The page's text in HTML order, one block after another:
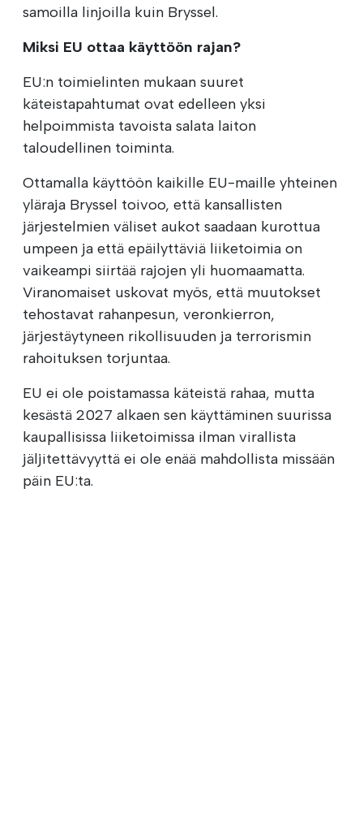
samoilla linjoilla kuin Bryssel.
Miksi EU ottaa käyttöön rajan?
EU:n toimielinten mukaan suuret
käteistapahtumat ovat edelleen yksi
helpoimmista tavoista salata laiton
taloudellinen toiminta.
Ottamalla käyttöön kaikille EU-maille yhteinen
yläraja Bryssel toivoo, että kansallisten
järjestelmien väliset aukot saadaan kurottua
umpeen ja että epäilyttäviä liiketoimia on
vaikeampi siirtää rajojen yli huomaamatta.
Viranomaiset uskovat myös, että muutokset
tehostavat rahanpesun, veronkierron,
järjestäytyneen rikollisuuden ja terrorismin
rahoituksen torjuntaa.
EU ei ole poistamassa käteistä rahaa, mutta
kesästä 2027 alkaen sen käyttäminen suurissa
kaupallisissa liiketoimissa ilman virallista
jäljitettävyyttä ei ole enää mahdollista missään
päin EU:ta.